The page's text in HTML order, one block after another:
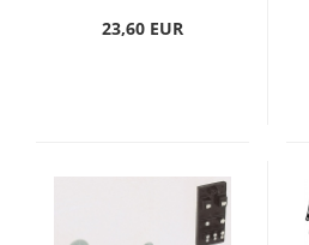
23,60 EUR